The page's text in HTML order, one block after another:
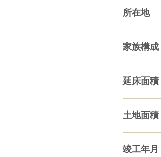
所在地
家族構成
延床面積
土地面積
竣工年月